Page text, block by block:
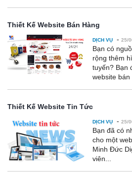
Thiết Kế Website Bán Hàng
DỊCH VỤ - 25/
Bạn có
rộng thêm
tuyến? Bạn
website
Thiết Kế Website Tin Tức
DỊCH VỤ - 25/
Bạn đã có
cho một
Minh Đức
viên...